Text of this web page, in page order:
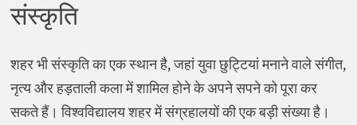
संस्कृति
शहर भी संस्कृति का एक स्थान है, जहां युवा छुट्टियां मनाने वाले संगीत,
नृत्य और हड़ताली कला में शामिल होने के अपने सपने को पूरा कर
सकते हैं। विश्वविद्यालय शहर में संग्रहालयों की एक बड़ी संख्या है।